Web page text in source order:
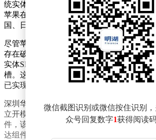
统实体SIM卡槽，转而采用嵌入式eSIM技
苹果在欧洲市场进一步推进无卡化设计，
国、日本、墨西哥及沙特阿拉伯等地区版本
尽管苹果多款国际版本机型已采用eSIM方
存在破解空间。以美版机型为例，用户可
实体SIM卡功能，具体方法包括更换主板组
槽。这种改装需求催生了第三方技术解决
已实现为iPhone Air等机型加装实体卡槽的突
深圳华强北电子市场率先涌现出定制化改
立开模技术，在iPhone Air主板底部开辟专
件，该方案巧妙利用iPhone 15 Pro Max的
达组件进行重新布局以腾出安装空间。经
微信截图识别或微信按住识别
众号回复数字1获得阅读